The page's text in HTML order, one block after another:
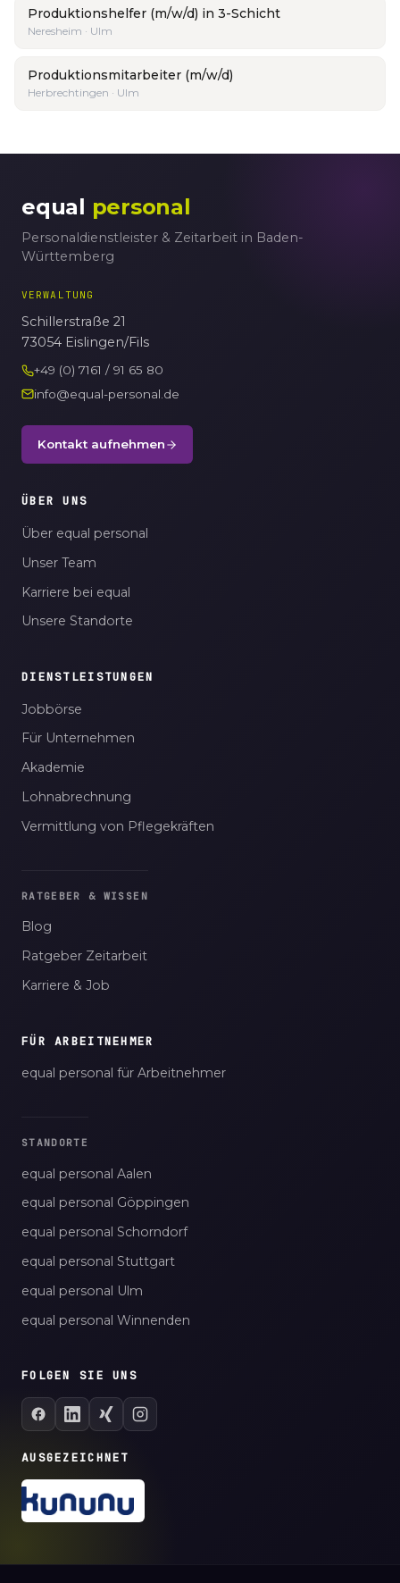
Produktionshelfer (m/w/d) in 3-Schicht
Neresheim · Ulm
Produktionsmitarbeiter (m/w/d)
Herbrechtingen · Ulm
equal personal
Personaldienstleister & Zeitarbeit in Baden-
Württemberg
VERWALTUNG
Schillerstraße 21
73054 Eislingen/Fils
+49 (0) 7161 / 91 65 80
info@equal-personal.de
Kontakt aufnehmen
ÜBER UNS
Über equal personal
Unser Team
Karriere bei equal
Unsere Standorte
DIENSTLEISTUNGEN
Jobbörse
Für Unternehmen
Akademie
Lohnabrechnung
Vermittlung von Pflegekräften
RATGEBER & WISSEN
Blog
Ratgeber Zeitarbeit
Karriere & Job
FÜR ARBEITNEHMER
equal personal für Arbeitnehmer
STANDORTE
equal personal Aalen
equal personal Göppingen
equal personal Schorndorf
equal personal Stuttgart
equal personal Ulm
equal personal Winnenden
FOLGEN SIE UNS
AUSGEZEICHNET